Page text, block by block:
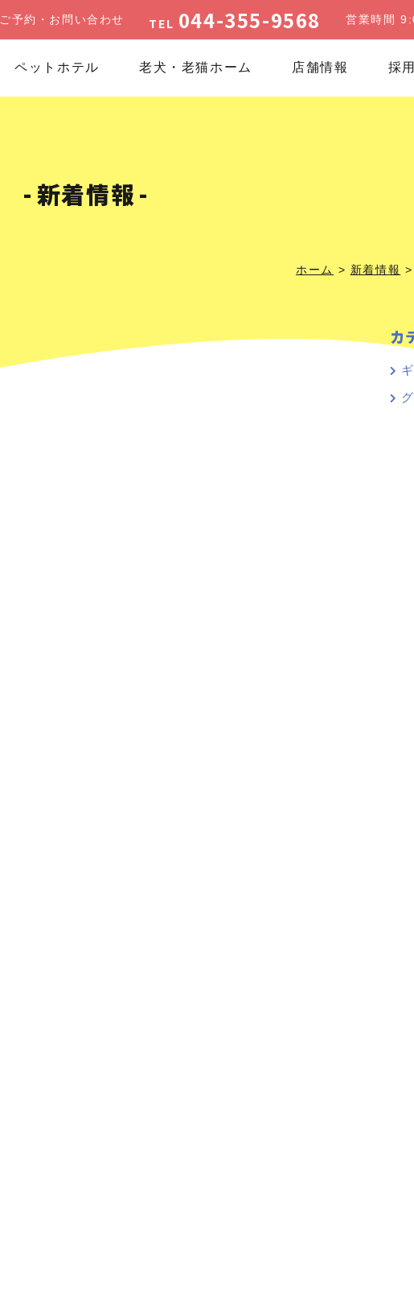
ご予約・お問い合わせ TEL 044-355-9568 営業時間
ペットホテル 老犬・老猫ホーム 店舗情報 採
新着情報
ホーム > 新着情報 >
カ